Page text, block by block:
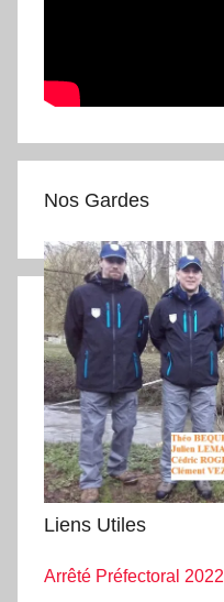
Nos Gardes
Liens Utiles
Arrêté Préfectoral 2022